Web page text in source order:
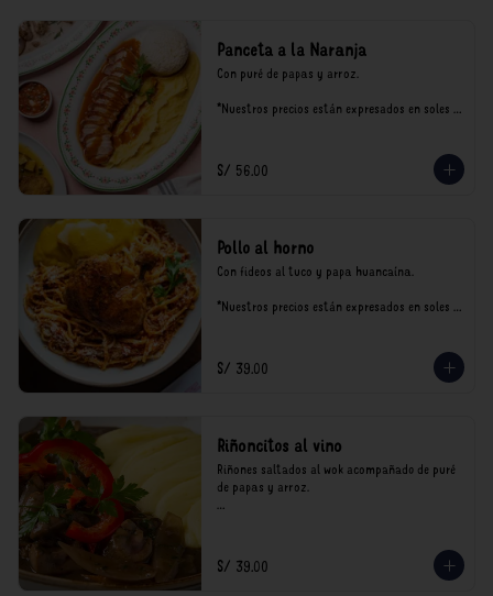
Panceta a la Naranja
Con puré de papas y arroz.
*Nuestros precios están expresados en soles e
S/ 56.00
Pollo al horno
Con fideos al tuco y papa huancaína.
*Nuestros precios están expresados en soles e
S/ 39.00
Riñoncitos al vino
Riñones saltados al wok acompañado de puré
de papas y arroz.
consumo.
S/ 39.00